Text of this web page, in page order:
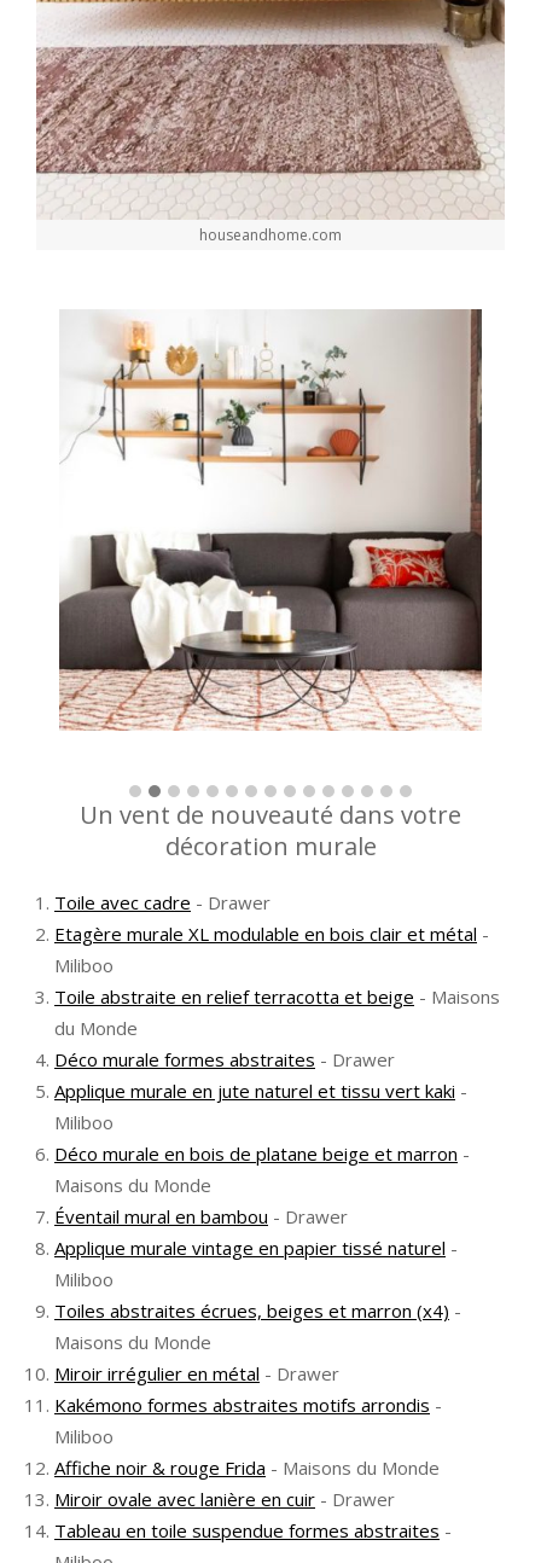
houseandhome.com
Un vent de nouveauté dans votre
décoration murale
Toile avec cadre - Drawer
Etagère murale XL modulable en bois clair et métal -
Miliboo
Toile abstraite en relief terracotta et beige - Maisons
du Monde
Déco murale formes abstraites - Drawer
Applique murale en jute naturel et tissu vert kaki -
Miliboo
Déco murale en bois de platane beige et marron -
Maisons du Monde
Éventail mural en bambou - Drawer
Applique murale vintage en papier tissé naturel -
Miliboo
Toiles abstraites écrues, beiges et marron (x4) -
Maisons du Monde
Miroir irrégulier en métal - Drawer
Kakémono formes abstraites motifs arrondis -
Miliboo
Affiche noir & rouge Frida - Maisons du Monde
Miroir ovale avec lanière en cuir - Drawer
Tableau en toile suspendue formes abstraites -